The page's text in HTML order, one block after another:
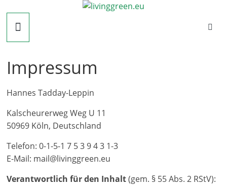
springenlivinggreen.eu
Impressum
Hannes Tadday-Leppin
Kalscheurerweg Weg U 11
50969 Köln, Deutschland
Telefon: 0-1-5-1 7 5 3 9 4 3 1-3
E-Mail: mail@livinggreen.eu
Verantwortlich für den Inhalt(gem. § 55 Abs. 2 RStV):